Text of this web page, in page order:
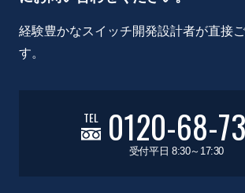
経験豊かなスイッチ開発設計者が直接
す。
TEL 0120-68-
受付平日 8:30～17:30